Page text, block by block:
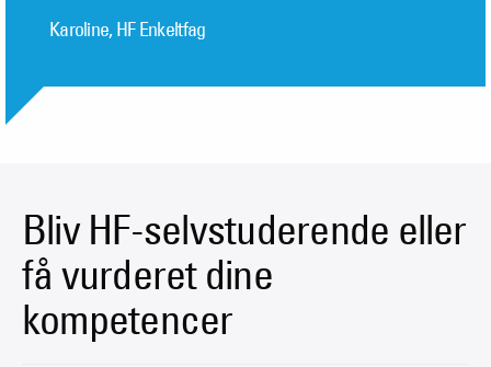
Karoline, HF Enkeltfag
Bliv HF-selvstuderende eller
få vurderet dine
kompetencer